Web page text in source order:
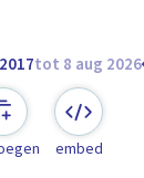
tot 8 aug 2026
embed